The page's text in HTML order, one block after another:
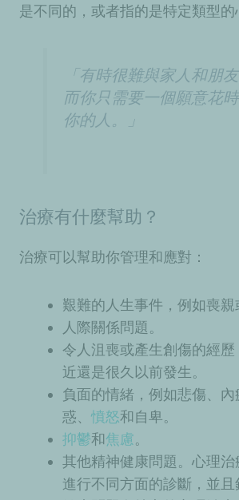
是不同的，或者指的是特定類型的
「有時很難與家人和朋
而你只需要一個願意花
你的人。」
治療有什麼幫助？
治療可以幫助你管理和應對：
艱難的人生事件，例如喪親
人際關係問題。
令人沮喪或產生創傷的經
近還是很久以前發生。
負面的情緒，例如悲傷、內
惑、 憤怒和自卑。
抑鬱和焦慮。
其他精神健康問題。心理
進行不同方面的診斷，並